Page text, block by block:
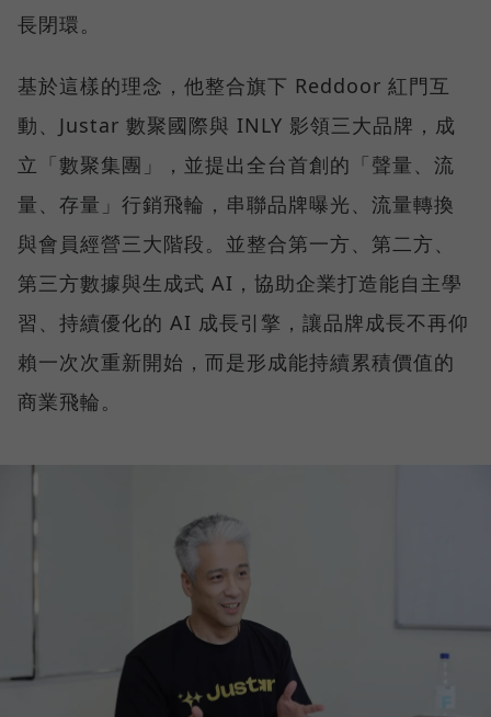
長閉環。
基於這樣的理念，他整合旗下 Reddoor 紅門互
動、Justar 數聚國際與 INLY 影領三大品牌，成
立「數聚集團」，並提出全台首創的「聲量、流
量、存量」行銷飛輪，串聯品牌曝光、流量轉換
與會員經營三大階段。並整合第一方、第二方、
第三方數據與生成式 AI，協助企業打造能自主學
習、持續優化的 AI 成長引擎，讓品牌成長不再仰
賴一次次重新開始，而是形成能持續累積價值的
商業飛輪。